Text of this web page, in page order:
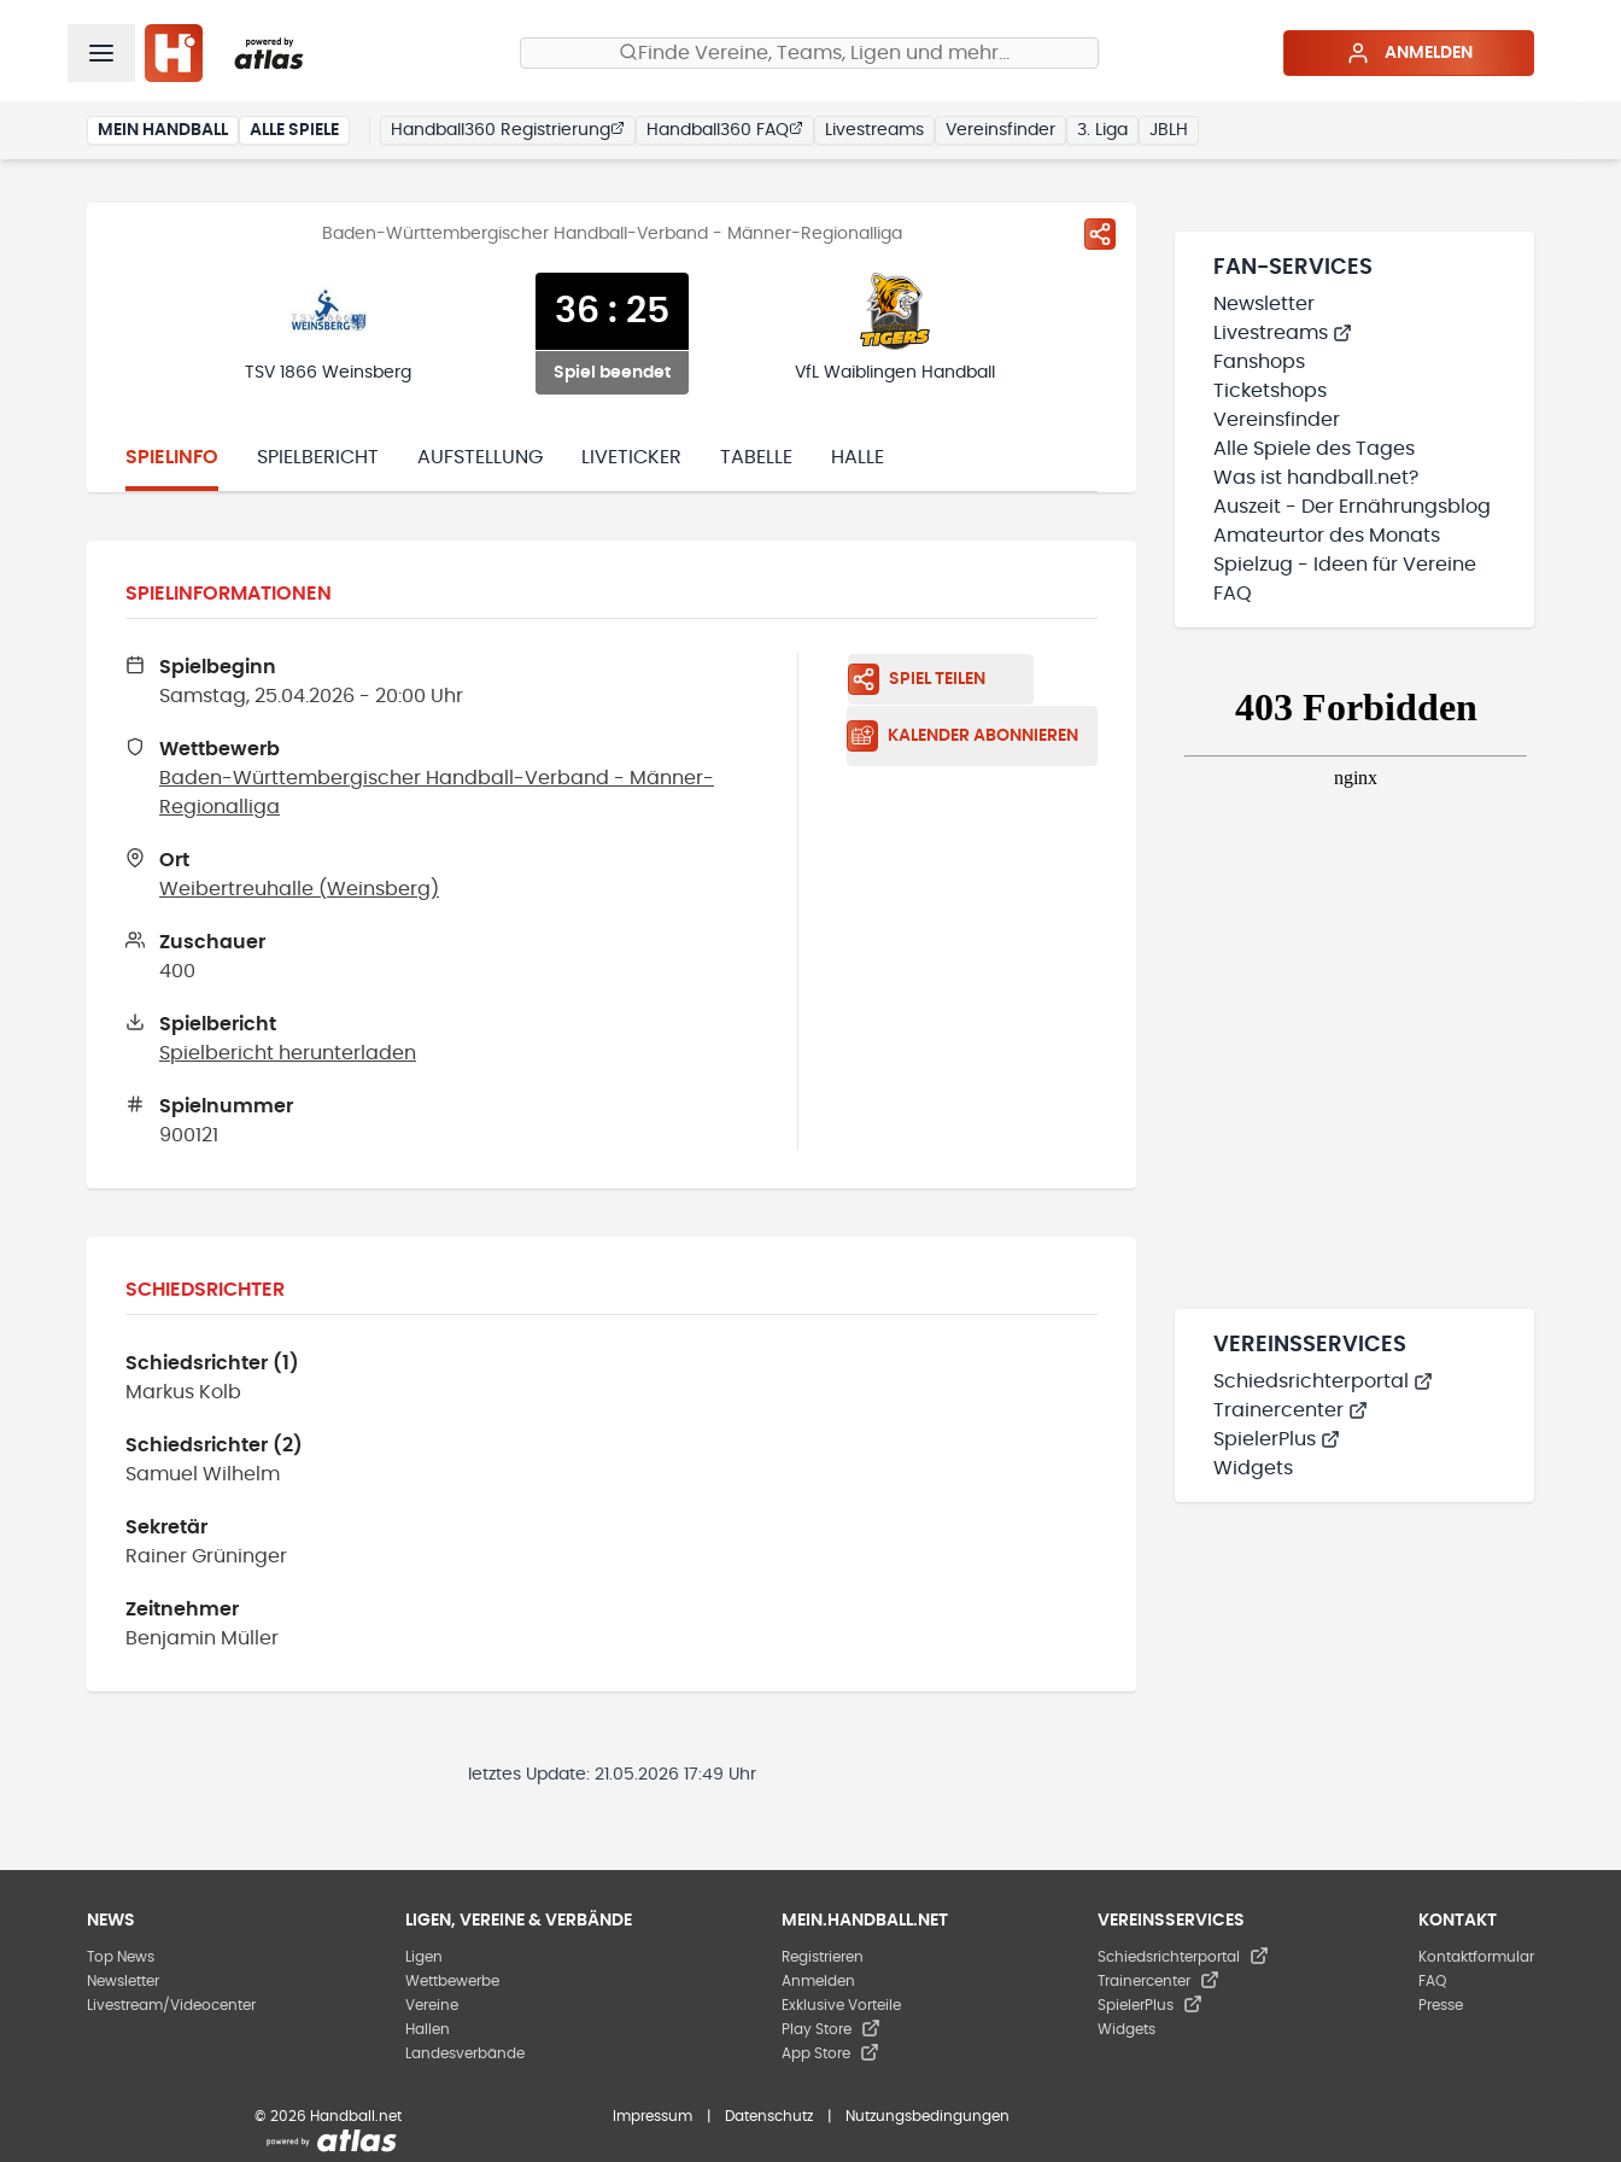
Finde Vereine, Teams, Ligen und mehr… ANMELDEN
MEIN HANDBALL ALLE SPIELE Handball360 Registrierung Handball360 FAQ Livestreams Vereinsfinder 3. Liga JBLH
Baden-Württembergischer Handball-Verband - Männer-Regionalliga
TSV 1866 Weinsberg
36 : 25
Spiel beendet VfL Waiblingen Handball
SPIELINFO SPIELBERICHT AUFSTELLUNG LIVETICKER TABELLE HALLE
SPIELINFORMATIONEN
Spielbeginn
Samstag, 25.04.2026 - 20:00 Uhr
Wettbewerb
Baden-Württembergischer Handball-Verband - Männer-
Regionalliga
Ort
Weibertreuhalle (Weinsberg )
Zuschauer
400
Spielbericht
Spielbericht herunterladen
Spielnummer
900121
SPIEL TEILEN
KALENDER ABONNIEREN
SCHIEDSRICHTER
Schiedsrichter (1)
Markus Kolb
Schiedsrichter (2)
Samuel Wilhelm
Sekretär
Rainer Grüninger
Zeitnehmer
Benjamin Müller
letztes Update: 21.05.2026 17:49 Uhr
FAN-SERVICES
Newsletter
Livestreams
Fanshops
Ticketshops
Vereinsfinder
Alle Spiele des Tages
Was ist handball.net?
Auszeit - Der Ernährungsblog
Amateurtor des Monats
Spielzug - Ideen für Vereine
FAQ
VEREINSSERVICES
Schiedsrichterportal
Trainercenter
SpielerPlus
Widgets
NEWS
Top News
Newsletter
Livestream/Videocenter
LIGEN, VEREINE & VERBÄNDE
Ligen
Wettbewerbe
Vereine
Hallen
Landesverbände
MEIN.HANDBALL.NET
Registrieren
Anmelden
Exklusive Vorteile
Play Store
App Store
VEREINSSERVICES
Schiedsrichterportal
Trainercenter
SpielerPlus
Widgets
KONTAKT
Kontaktformular
FAQ
Presse
© 2026 Handball.net Impressum Datenschutz Nutzungsbedingungen